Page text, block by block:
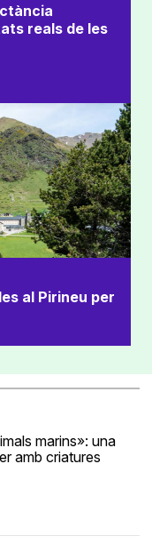
reals de les
al Pirineu per
marins»: una
amb criatures